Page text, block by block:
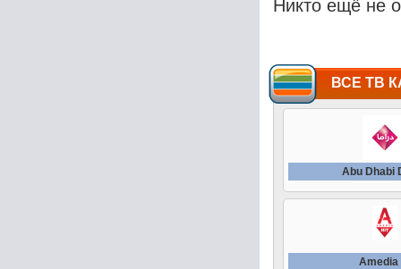
Никто ещё не
ВСЕ ТВ
Abu Dhabi
Amedia